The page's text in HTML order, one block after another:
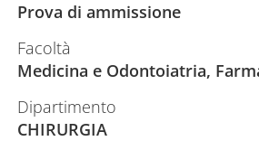
Prova di ammissione
Facoltà
Medicina e Odontoiatria,
Dipartimento
CHIRURGIA